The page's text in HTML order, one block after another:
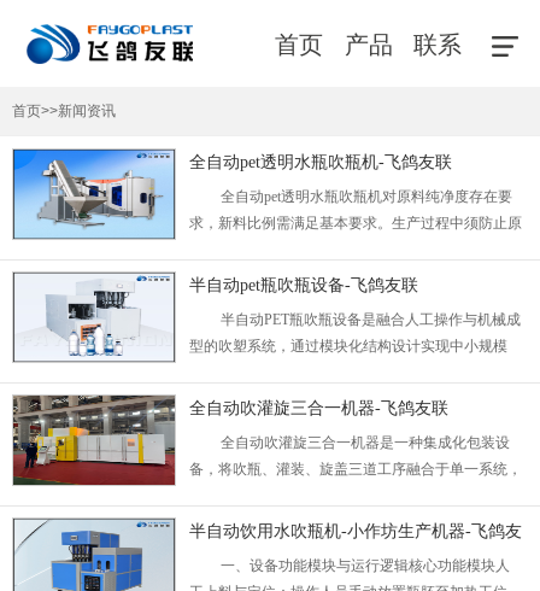
首页 产品 联系
首页>>新闻资讯
全自动pet透明水瓶吹瓶机-飞鸽友联
全自动pet透明水瓶吹瓶机对原料纯净度存在要
求，新料比例需满足基本要求。生产过程中须防止原
材料发生黄变降解。...
半自动pet瓶吹瓶设备-飞鸽友联
半自动PET瓶吹瓶设备是融合​​人工操作与机械成
型​​的吹塑系统，通过模块化结构设计实现中小规模
度与经济性，为多品种、小批量场景提供灵活的制瓶
全自动吹灌旋三合一机器-飞鸽友联
全自动吹灌旋三合一机器是一种集成化包装设
备，将吹瓶、灌装、旋盖三道工序融合于单一系统，
序协同与智能控制，服务于液态产品的规模化包装需
半自动饮用水吹瓶机-小作坊生产机器-飞鸽友
一、设备功能模块与运行逻辑核心功能模块人